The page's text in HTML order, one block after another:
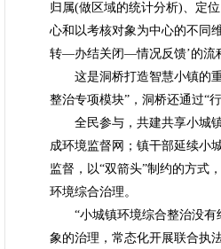
归属(做区域的统计分析)、定
心和以考核对象为中心的不同
转—办结关闭—情况反馈’的流
这是洞桥打造智慧小镇的重
整治专项模块”，洞桥还通过“
全民参与，共建共享小城镇
成环境监督网；镇干部延续小
监督，以“双箭头”制约的方式
环境综合治理。
“小城镇环境综合整治没有
象的治理，常态化开展联合执